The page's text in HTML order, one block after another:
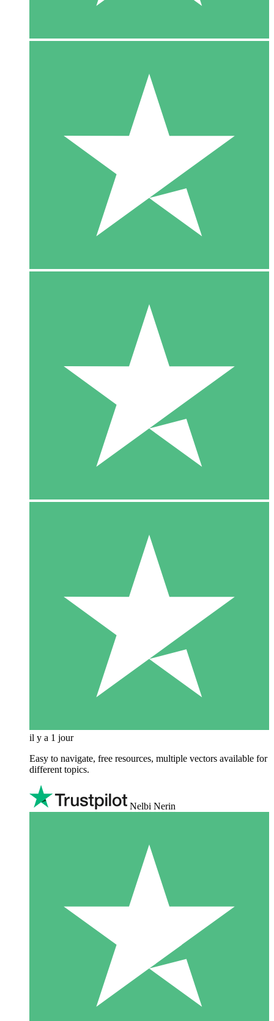
il y a 1 jour
Easy to navigate, free resources, multiple vectors available for
different topics.
Nelbi Nerin